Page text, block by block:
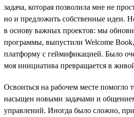
задача, которая позволила мне не
но и предложить собственные идеи.
в основу важных проектов: мы
программы, выпустили Welcome
платформу с геймификацией. Было
моя инициатива превращается в
Освоиться на рабочем месте помогло
насыщен новыми задачами и
управлений. Иногда было сложно,